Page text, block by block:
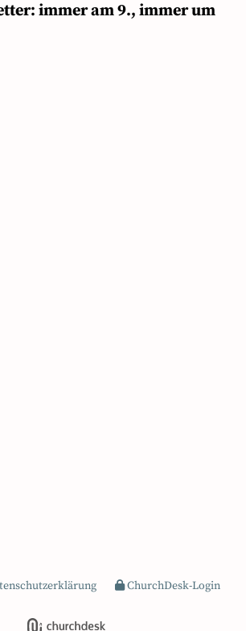
immer am 9., immer um
ChurchDesk-Login